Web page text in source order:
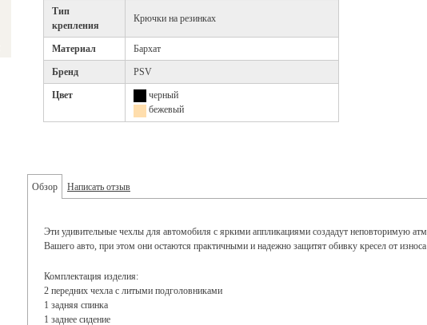
Тип
крепления
Крючки на резинках
Материал Бархат
Бренд PSV
Цвет
черный
бежевый
Обзор Написать отзыв
Эти удивительные чехлы для автомобиля с яркими аппликациями создадут неповторимую
Вашего авто, при этом они остаются практичными и надежно защитят обивку кресел от износа
Комплектация изделия:
2 передних чехла с литыми подголовниками
1 задняя спинка
1 заднее сидение